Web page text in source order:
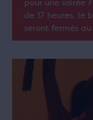
pour une soirée
de 17 heures,
seront fermés